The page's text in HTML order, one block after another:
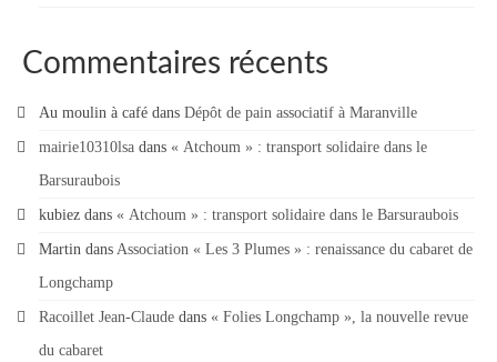
Commentaires récents
Au moulin à café dans Dépôt de pain associatif à Maranville
mairie10310lsa dans « Atchoum » : transport solidaire dans le
Barsuraubois
kubiez dans « Atchoum » : transport solidaire dans le Barsuraubois
Martin dans Association « Les 3 Plumes » : renaissance du cabaret de
Longchamp
Racoillet Jean-Claude dans « Folies Longchamp », la nouvelle revue
du cabaret